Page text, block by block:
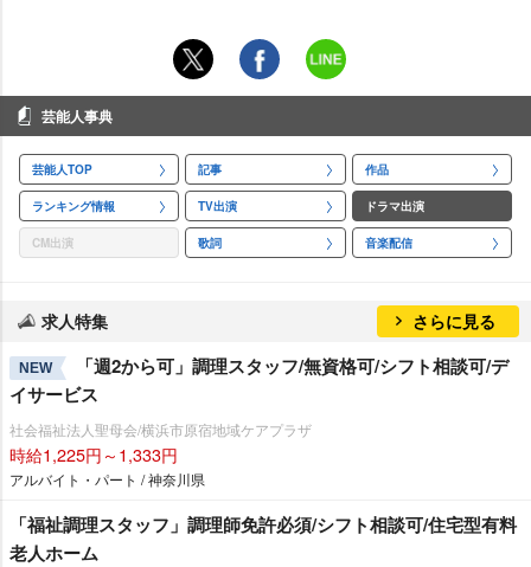
芸能人事典
芸能人TOP 記事 作品
ランキング情報 TV出演 ドラマ出演
CM出演 歌詞 音楽配信
求人特集 さらに見る
NEW
「週2から可」調理スタッフ/無資格可/シフト相談可/デ
イサービス
社会福祉法人聖母会/横浜市原宿地域ケアプラザ
時給1,225円～1,333円
アルバイト・パート / 神奈川県
「福祉調理スタッフ」調理師免許必須/シフト相談可/住宅型有料
老人ホーム